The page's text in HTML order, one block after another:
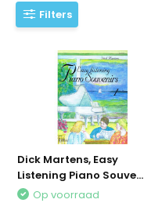
Filters
Dick Martens, Easy
Listening Piano Souve...
Op voorraad